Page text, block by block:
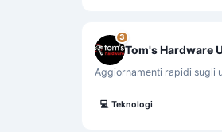
3
Tom's Hardware
Aggiornamenti rapidi sugli
💻 Teknologi